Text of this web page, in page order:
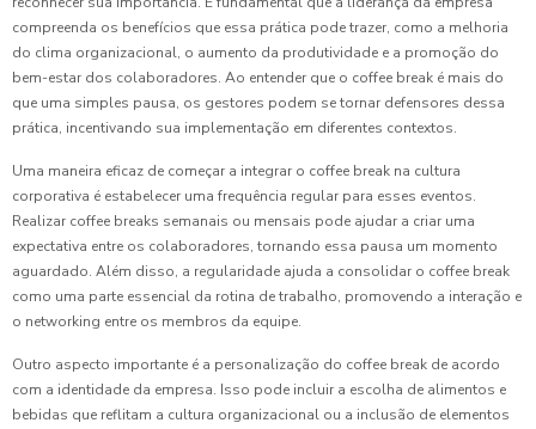
compreenda os benefícios que essa prática pode trazer, como a melhoria
do clima organizacional, o aumento da produtividade e a promoção do
bem-estar dos colaboradores. Ao entender que o coffee break é mais do
que uma simples pausa, os gestores podem se tornar defensores dessa
prática, incentivando sua implementação em diferentes contextos.
Uma maneira eficaz de começar a integrar o coffee break na cultura
corporativa é estabelecer uma frequência regular para esses eventos.
Realizar coffee breaks semanais ou mensais pode ajudar a criar uma
expectativa entre os colaboradores, tornando essa pausa um momento
aguardado. Além disso, a regularidade ajuda a consolidar o coffee break
como uma parte essencial da rotina de trabalho, promovendo a interação e
o networking entre os membros da equipe.
Outro aspecto importante é a personalização do coffee break de acordo
com a identidade da empresa. Isso pode incluir a escolha de alimentos e
bebidas que reflitam a cultura organizacional ou a inclusão de elementos